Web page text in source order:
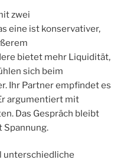
zwei
eine ist konservativer,
bietet mehr Liquidität,
sich beim
Ihr Partner empfindet es
argumentiert mit
Das Gespräch bleibt
Spannung.
unterschiedliche